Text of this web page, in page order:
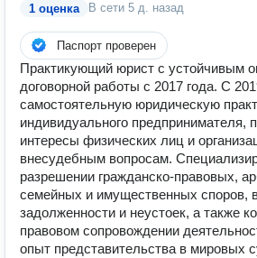
1 оценка В сети 5 д. назад
Паспорт проверен
Практикующий юрист с устойчивым
договорной работы с 2017 года. С
самостоятельную юридическую
индивидуального предпринимателя,
интересы физических лиц и
внесудебным вопросам.
разрешении гражданско-правовых,
семейных и имущественных споров,
задолженности и неустоек, а также
правовом сопровождении
опыт представительства в мировых